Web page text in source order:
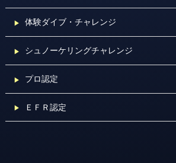
体験ダイブ・チャレンジ
シュノーケリングチャレンジ
プロ認定
ＥＦＲ認定